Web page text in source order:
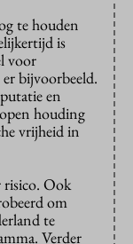
te houden
is
voor
bijvoorbeeld.
en
houding
vrijheid in
risico. Ook
om
te
Verder